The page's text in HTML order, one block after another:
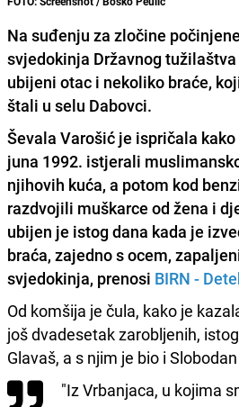
Na suđenju za zločine
svjedokinja Državnog
ubijeni otac i nekoliko braće,
štali u selu Dabovci.
Ševala Varošić je ispričala
juna 1992. istjerali
njihovih kuća, a potom kod
razdvojili muškarce od žena i
ubijen je istog dana kada je
braća, zajedno s ocem,
svjedokinja, prenosi BIRN -
Od komšija je čula, kako je
još dvadesetak zarobljenih,
Glavaš, a s njim je bio i
"Iz Vrbanjaca, u kojima